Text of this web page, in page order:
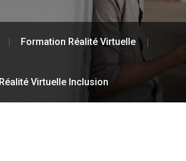
Formation Réalité Virtuelle
Réalité Virtuelle Inclusion